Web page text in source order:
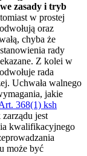
zasady i tryb
w prostej
oraz
chyba że
rady
Z kolei w
rada
Uchwała walnego
jakie
368(1) ksh
jest
kwalifikacyjnego
może być